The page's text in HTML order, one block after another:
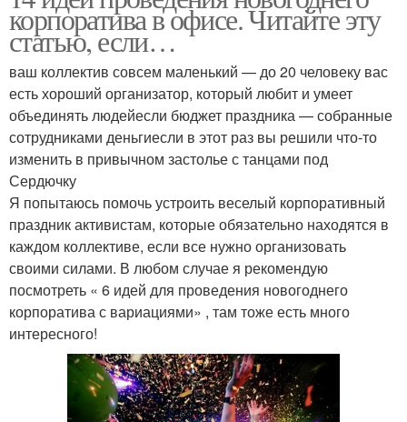
корпоратива в офисе. Читайте эту
статью, если…
ваш коллектив совсем маленький — до 20 человеку вас
есть хороший организатор, который любит и умеет
объединять людейесли бюджет праздника — собранные
сотрудниками деньгиесли в этот раз вы решили что-то
изменить в привычном застолье с танцами под
Сердючку
Я попытаюсь помочь устроить веселый корпоративный
праздник активистам, которые обязательно находятся в
каждом коллективе, если все нужно организовать
своими силами. В любом случае я рекомендую
посмотреть « 6 идей для проведения новогоднего
корпоратива с вариациями» , там тоже есть много
интересного!